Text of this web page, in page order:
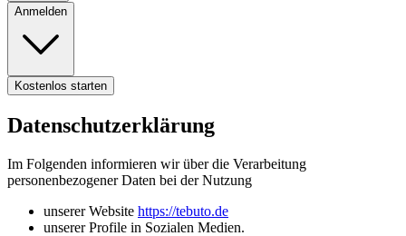
Anmelden
Kostenlos starten
Datenschutzerklärung
Im Folgenden informieren wir über die Verarbeitung
personenbezogener Daten bei der Nutzung
unserer Website https://tebuto.de
unserer Profile in Sozialen Medien.